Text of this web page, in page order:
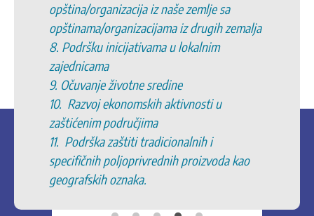
opština/organizacija iz naše zemlje sa
opštinama/organizacijama iz drugih zemalja
8. Podršku inicijativama u lokalnim
zajednicama
9. Očuvanje životne sredine
10. Razvoj ekonomskih aktivnosti u
zaštićenim područjima
11. Podrška zaštiti tradicionalnih i
specifičnih poljoprivrednih proizvoda kao
geografskih oznaka.